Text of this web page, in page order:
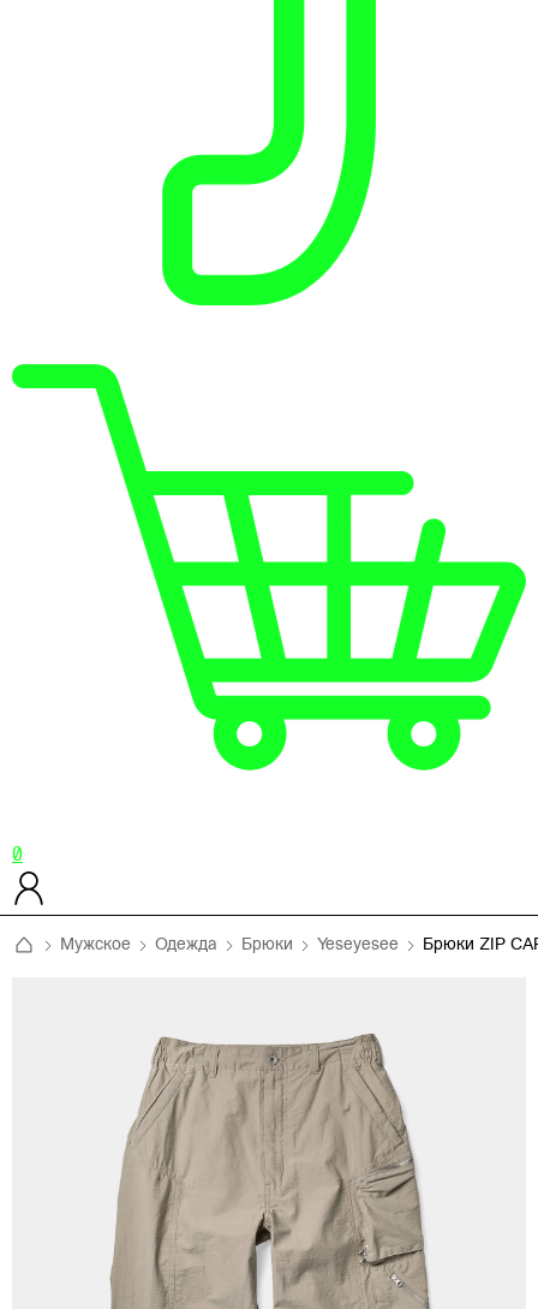
0
Мужское Одежда Брюки Yeseyesee Брюки ZIP